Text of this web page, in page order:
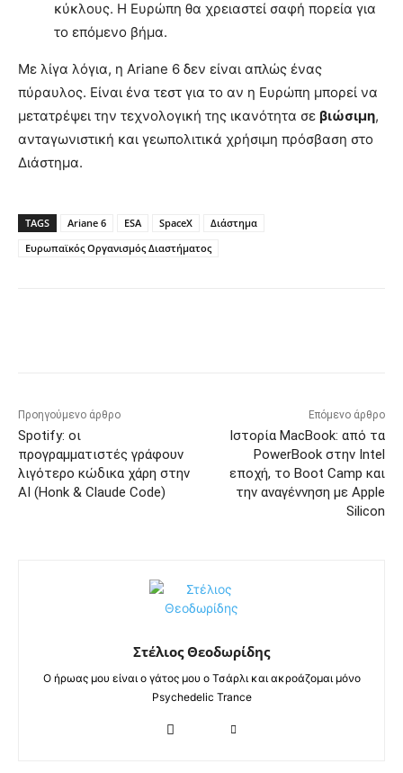
κύκλους. Η Ευρώπη θα χρειαστεί σαφή πορεία για
το επόμενο βήμα.
Με λίγα λόγια, η Ariane 6 δεν είναι απλώς ένας
πύραυλος. Είναι ένα τεστ για το αν η Ευρώπη μπορεί να
μετατρέψει την τεχνολογική της ικανότητα σε βιώσιμη,
ανταγωνιστική και γεωπολιτικά χρήσιμη πρόσβαση στο
Διάστημα.
TAGS Ariane 6 ESA SpaceX
Διάστημα
Ευρωπαϊκός Οργανισμός Διαστήματος
Προηγούμενο άρθρο
Spotify: οι
προγραμματιστές γράφουν
λιγότερο κώδικα χάρη στην
AI (Honk & Claude Code)
Επόμενο άρθρο
Ιστορία MacBook: από τα
PowerBook στην Intel
εποχή, το Boot Camp και
την αναγέννηση με Apple
Silicon
Στέλιος Θεοδωρίδης
Ο ήρωας μου είναι ο γάτος μου ο Τσάρλι και ακροάζομαι μόνο
Psychedelic Trance